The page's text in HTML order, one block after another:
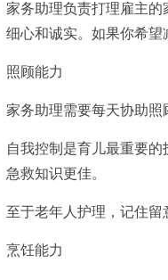
家务助理负责打理雇主
细心和诚实。如果你希
照顾能力
家务助理需要每天协助
自我控制是育儿最重要
急救知识更佳。
至于老年人护理，记住
烹饪能力